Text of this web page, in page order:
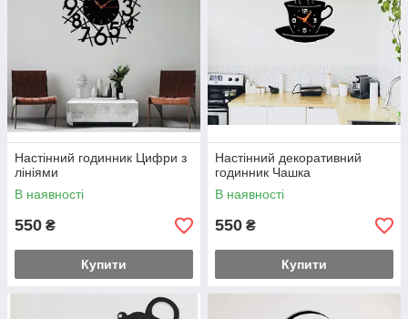
Настінний годинник Цифри з
лініями
В наявності
550 ₴
Купити
Настінний декоративний
годинник Чашка
В наявності
550 ₴
Купити